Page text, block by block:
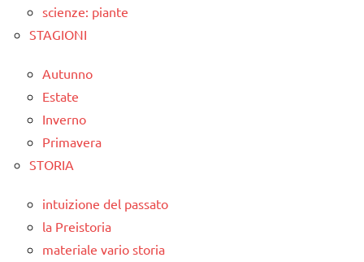
scienze: piante
STAGIONI
Autunno
Estate
Inverno
Primavera
STORIA
intuizione del passato
la Preistoria
materiale vario storia